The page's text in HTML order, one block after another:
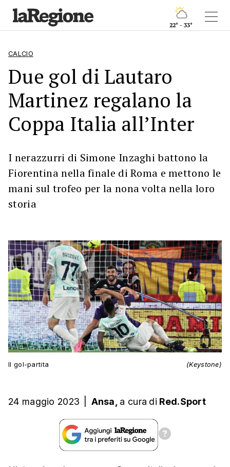
22° - 33°
CALCIO
Due gol di Lautaro
Martinez regalano la
Coppa Italia all’Inter
I nerazzurri di Simone Inzaghi battono la
Fiorentina nella finale di Roma e mettono le
mani sul trofeo per la nona volta nella loro
storia
Il gol-partita (Keystone)
24 maggio 2023 Ansa, a cura di Red.Sport